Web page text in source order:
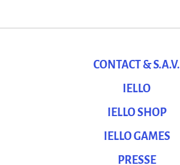
CONTACT & S.A.V.
IELLO
IELLO SHOP
IELLO GAMES
PRESSE